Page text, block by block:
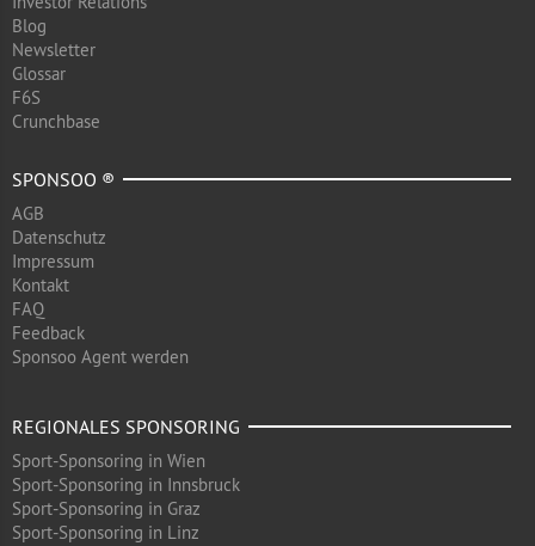
Blog
Newsletter
Glossar
F6S
Crunchbase
SPONSOO ®
AGB
Datenschutz
Impressum
Kontakt
FAQ
Feedback
Sponsoo Agent werden
REGIONALES SPONSORING
Sport-Sponsoring in Wien
Sport-Sponsoring in Innsbruck
Sport-Sponsoring in Graz
Sport-Sponsoring in Linz